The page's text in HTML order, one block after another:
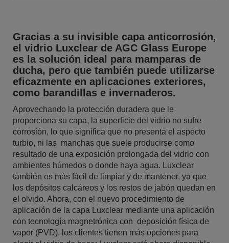
Gracias a su invisible capa anticorrosión,
el vidrio Luxclear de AGC Glass Europe
es la solución ideal para mamparas de
ducha, pero que también puede utilizarse
eficazmente en aplicaciones exteriores,
como barandillas e invernaderos.
Aprovechando la protección duradera que le
proporciona su capa, la superficie del vidrio no sufre
corrosión, lo que significa que no presenta el aspecto
turbio, ni las manchas que suele producirse como
resultado de una exposición prolongada del vidrio con
ambientes húmedos o donde haya agua. Luxclear
también es más fácil de limpiar y de mantener, ya que
los depósitos calcáreos y los restos de jabón quedan en
el olvido. Ahora, con el nuevo procedimiento de
aplicación de la capa Luxclear mediante una aplicación
con tecnología magnetrónica con deposición física de
vapor (PVD), los clientes tienen más opciones para